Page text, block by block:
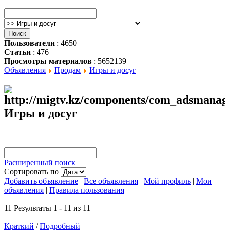
Пользователи : 4650
Статьи : 476
Просмотры материалов : 5652139
Объявления
Продам Игры и досуг
Игры и досуг
Расширенный поиск
Сортировать по
Добавить объявление | Все объявления | Мой профиль | Мои
объявления | Правила пользования
11 Результаты 1 - 11 из 11
Краткий /Подробный